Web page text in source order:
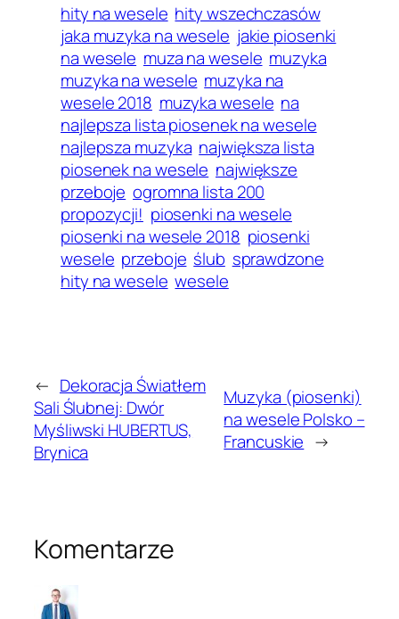
hity na wesele hity wszechczasów
jaka muzyka na wesele jakie piosenki
na wesele muza na wesele muzyka
muzyka na wesele muzyka na
wesele 2018 muzyka wesele na
najlepsza lista piosenek na wesele
najlepsza muzyka największa lista
piosenek na wesele największe
przeboje ogromna lista 200
propozycji! piosenki na wesele
piosenki na wesele 2018 piosenki
wesele przeboje ślub sprawdzone
hity na wesele wesele
← Dekoracja Światłem
Sali Ślubnej: Dwór
Myśliwski HUBERTUS,
Brynica
Muzyka (piosenki)
na wesele Polsko –
Francuskie →
Komentarze